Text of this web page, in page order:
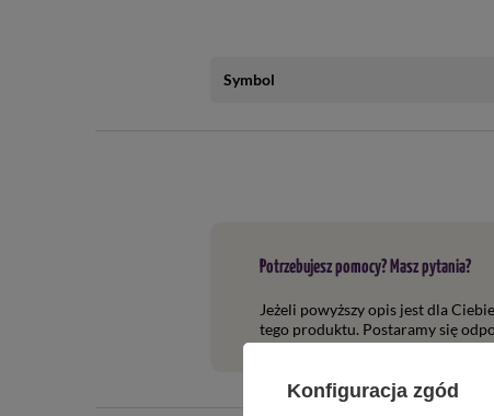
265 x 215 x 15
Symbol
Potrzebujesz pomocy? Masz pytania?
Jeżeli powyższy opis jest dla
tego produktu. Postaramy się
Konfiguracja zgód